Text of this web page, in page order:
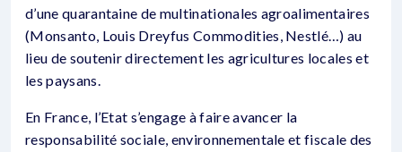
d’une quarantaine de multinationales agroalimentaires
(Monsanto, Louis Dreyfus Commodities, Nestlé…) au
lieu de soutenir directement les agricultures locales et
les paysans.
En France, l’Etat s’engage à faire avancer la
responsabilité sociale, environnementale et fiscale des